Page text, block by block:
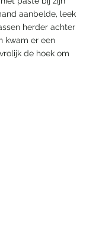
aanbelde, leek
herder achter
kwam er een
de hoek om